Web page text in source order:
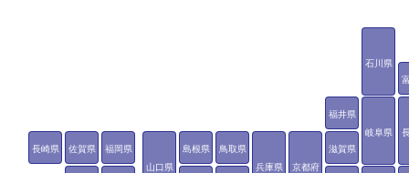
石川県
福井県
岐阜県
滋賀県
京都府
兵庫県
鳥取県
島根県
山口県
福岡県
佐賀県
長崎県